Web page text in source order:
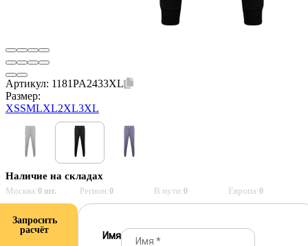
Артикул: 1181PA2433XL
Размер:
XSSMLXL2XL3XL
Наличие на складах
Москва:0 шт. Регион:0 В пути:0 Европа:0
Запросить
расчёт
Имя